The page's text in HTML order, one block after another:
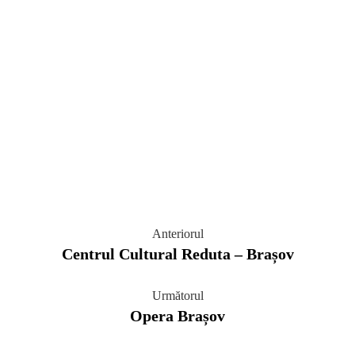
Anteriorul
Centrul Cultural Reduta – Brașov
Următorul
Opera Brașov